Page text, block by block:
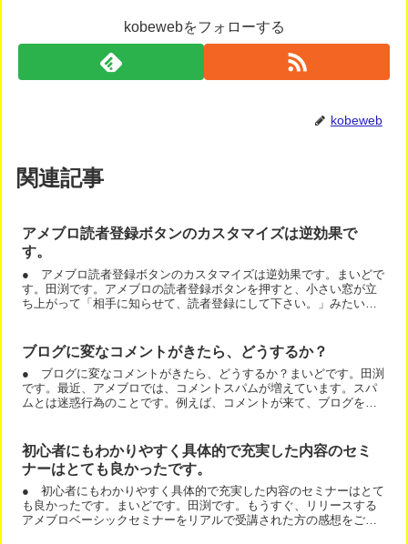
kobewebをフォローする
kobeweb
関連記事
アメブロ読者登録ボタンのカスタマイズは逆効果で
す。
● アメブロ読者登録ボタンのカスタマイズは逆効果です。まいどで
す。田渕です。アメブロの読者登録ボタンを押すと、小さい窓が立
ち上がって「相手に知らせて、読者登録にして下さい。」みたいな
ブログに変なコメントがきたら、どうするか？
● ブログに変なコメントがきたら、どうするか？まいどです。田渕
です。最近、アメブロでは、コメントスパムが増えています。スパ
ムとは迷惑行為のことです。例えば、コメントが来て、ブログを見
初心者にもわかりやすく具体的で充実した内容のセミ
ナーはとても良かったです。
● 初心者にもわかりやすく具体的で充実した内容のセミナーはとて
も良かったです。まいどです。田渕です。もうすぐ、リリースする
アメブロベーシックセミナーをリアルで受講された方の感想をご紹